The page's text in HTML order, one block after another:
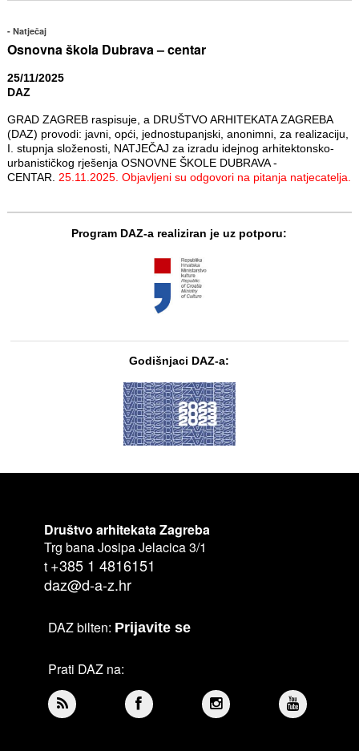
Natječaj
Osnovna škola Dubrava – centar
25/11/2025
DAZ
GRAD ZAGREB raspisuje, a DRUŠTVO ARHITEKATA ZAGREBA
(DAZ) provodi: javni, opći, jednostupanjski, anonimni, za realizaciju,
I. stupnja složenosti, NATJEČAJ za izradu idejnog arhitektonsko-
urbanističkog rješenja OSNOVNE ŠKOLE DUBRAVA -
CENTAR. 25.11.2025. Objavljeni su odgovori na pitanja natjecatelja.
Program DAZ-a realiziran je uz potporu:
Godišnjaci DAZ-a:
Društvo arhitekata Zagreba
Trg bana Josipa Jelacica 3/1
t +385 1 4816151
daz@d-a-z.hr
DAZ bilten: Prijavite se
Prati DAZ na: